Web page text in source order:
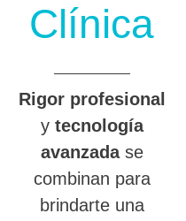
Clínica
Rigor profesional
y tecnología
avanzadase
combinan para
brindarte una